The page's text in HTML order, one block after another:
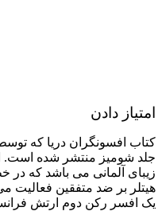
امتیاز دادن
کتاب افسونگران دریا که
جلد شومیز منتشر شده است.
زیبای آلمانی می باشد که
هیتلر بر ضد متفقین فعالیت
یک افسر رکن دوم ارتش